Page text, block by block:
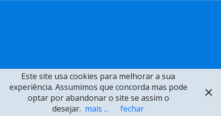
Este site usa cookies para melhorar a sua
experiência. Assumimos que concorda mas pode
optar por abandonar o site se assim o
desejar. mais ... fechar